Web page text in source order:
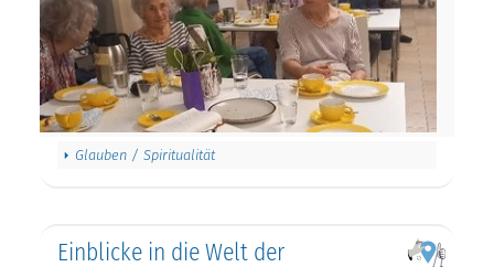
Glauben / Spiritualität
Einblicke in die Welt der